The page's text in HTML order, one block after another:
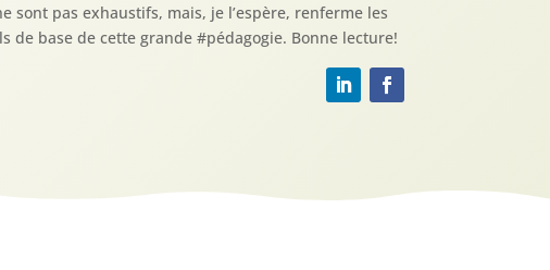
sont pas exhaustifs, mais, je l’espère, renferme les
de base de cette grande #pédagogie. Bonne lecture!